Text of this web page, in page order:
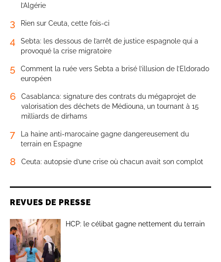
l’Algérie
3 Rien sur Ceuta, cette fois-ci
4
Sebta: les dessous de l’arrêt de justice espagnole qui a
provoqué la crise migratoire
5
Comment la ruée vers Sebta a brisé l’illusion de l’Eldorado
européen
6
Casablanca: signature des contrats du mégaprojet de
valorisation des déchets de Médiouna, un tournant à 15
milliards de dirhams
7
La haine anti-marocaine gagne dangereusement du
terrain en Espagne
8 Ceuta: autopsie d’une crise où chacun avait son complot
REVUES DE PRESSE
HCP: le célibat gagne nettement du terrain